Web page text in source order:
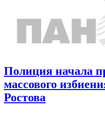
Полиция начала
массового
Ростова